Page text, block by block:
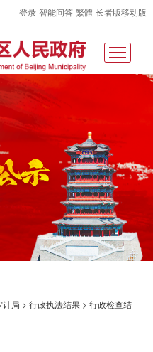
登录 智能问答 繁體 长者版移动版
计局 >行政执法结果 >行政检查结